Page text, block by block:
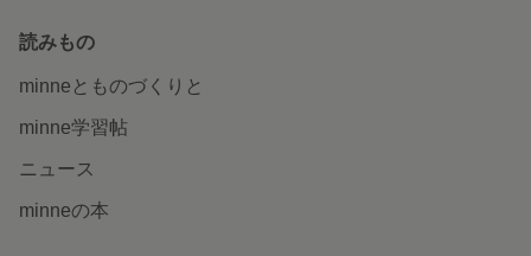
読みもの
minneとものづくりと
minne学習帖
ニュース
minneの本